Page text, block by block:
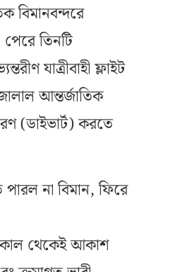
বিমানবন্দরে
তিনটি
যাত্রীবাহী ফ্লাইট
আন্তর্জাতিক
(ডাইভার্ট) করতে
না বিমান, ফিরে
থেকেই আকাশ